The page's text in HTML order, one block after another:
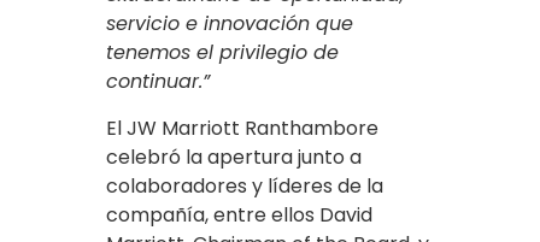
servicio e innovación que
tenemos el privilegio de
continuar.”
El JW Marriott Ranthambore
celebró la apertura junto a
colaboradores y líderes de la
compañía, entre ellos David